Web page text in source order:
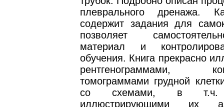
плеврального дренажа.
содержит задания для
позволяет
материал и
обучения. Книга прекрасно
рентгенограммами,
томограммами грудной
со схемами, в т.ч.
иллюстрирующими их